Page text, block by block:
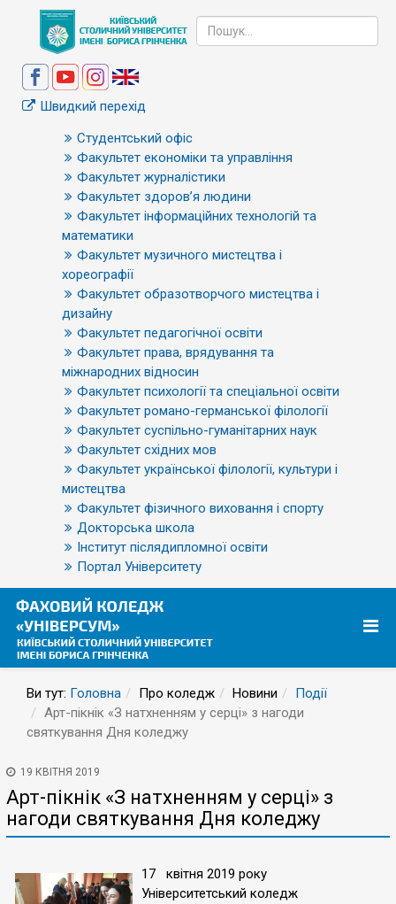
Швидкий перехід
Студентський офіс
Факультет економіки та управління
Факультет журналістики
Факультет здоров’я людини
Факультет інформаційних технологій та
математики
Факультет музичного мистецтва і
хореографії
Факультет образотворчого мистецтва і
дизайну
Факультет педагогічної освіти
Факультет права, врядування та
міжнародних відносин
Факультет психології та спеціальної освіти
Факультет романо-германської філології
Факультет суспільно-гуманітарних наук
Факультет східних мов
Факультет української філології, культури і
мистецтва
Факультет фізичного виховання і спорту
Докторська школа
Інститут післядипломної освіти
Портал Університету
Ви тут: Головна Про коледж Новини
Події
Арт-пікнік «З натхненням у серці» з нагоди
святкування Дня коледжу
19 КВІТНЯ 2019
Арт-пікнік «З натхненням у серці» з
нагоди святкування Дня коледжу
17 квітня 2019 року
Університетський коледж